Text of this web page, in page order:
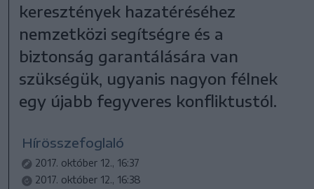
keresztények hazatéréséhez
nemzetközi segítségre és a
biztonság garantálására van
szükségük, ugyanis nagyon félnek
egy újabb fegyveres konfliktustól.
Hírösszefoglaló
2017. október 12., 16:37
2017. október 12., 16:38